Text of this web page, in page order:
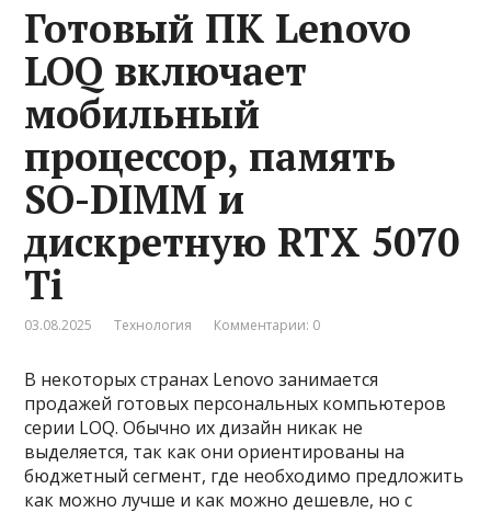
Готовый ПК Lenovo
LOQ включает
мобильный
процессор, память
SO-DIMM и
дискретную RTX 5070
Ti
03.08.2025 Технология Комментарии: 0
В некоторых странах Lenovo занимается
продажей готовых персональных компьютеров
серии LOQ. Обычно их дизайн никак не
выделяется, так как они ориентированы на
бюджетный сегмент, где необходимо предложить
как можно лучше и как можно дешевле, но с